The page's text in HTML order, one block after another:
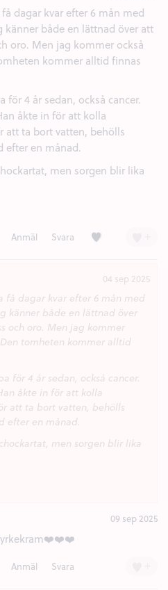
dagar kvar efter 6 mån med
känner både en lättnad över att
oro. Men jag kommer också
kommer alltid finnas
4 år sedan, också cancer.
åkte in för att kolla
att ta bort vatten, behölls
efter en månad.
men sorgen blir lika
Anmäl Svara Kärlek (2)
04 sep 2025
få dagar kvar efter 6 mån med
känner både en lättnad över
och oro. Men jag kommer
tomheten kommer alltid
för 4 år sedan, också cancer.
åkte in för att kolla
att ta bort vatten, behölls
efter en månad.
men sorgen blir lika
09 sep 2025
Anmäl Svara